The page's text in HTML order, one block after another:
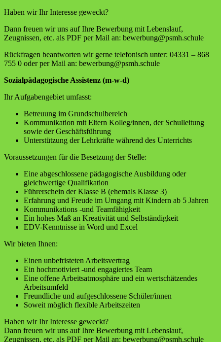
Haben wir Ihr Interesse geweckt?
Dann freuen wir uns auf Ihre Bewerbung mit Lebenslauf,
Zeugnissen, etc. als PDF per Mail an: bewerbung@psmh.schule
Rückfragen beantworten wir gerne telefonisch unter: 04331 – 868
755 0 oder per Mail an: bewerbung@psmh.schule
Sozialpädagogische Assistenz (m-w-d)
Ihr Aufgabengebiet umfasst:
Betreuung im Grundschulbereich
Kommunikation mit Eltern Kolleg/innen, der Schulleitung
sowie der Geschäftsführung
Unterstützung der Lehrkräfte während des Unterrichts
Voraussetzungen für die Besetzung der Stelle:
Eine abgeschlossene pädagogische Ausbildung oder
gleichwertige Qualifikation
Führerschein der Klasse B (ehemals Klasse 3)
Erfahrung und Freude im Umgang mit Kindern ab 5 Jahren
Kommunikations -und Teamfähigkeit
Ein hohes Maß an Kreativität und Selbständigkeit
EDV-Kenntnisse in Word und Excel
Wir bieten Ihnen:
Einen unbefristeten Arbeitsvertrag
Ein hochmotiviert -und engagiertes Team
Eine offene Arbeitsatmosphäre und ein wertschätzendes
Arbeitsumfeld
Freundliche und aufgeschlossene Schüler/innen
Soweit möglich flexible Arbeitszeiten
Haben wir Ihr Interesse geweckt?
Dann freuen wir uns auf Ihre Bewerbung mit Lebenslauf,
Zeugnissen, etc. als PDF per Mail an: bewerbung@psmh.schule